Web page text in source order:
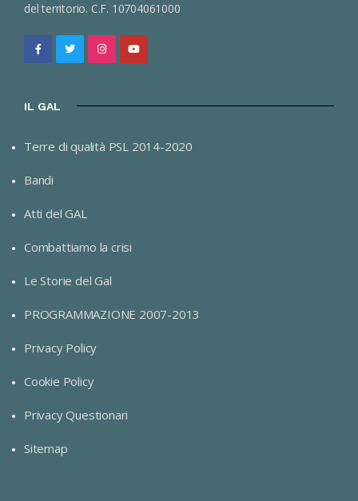
del territorio. C.F. 10704061000
IL GAL
Terre di qualità PSL 2014-2020
Bandi
Atti del GAL
Combattiamo la crisi
Le Storie del Gal
PROGRAMMAZIONE 2007-2013
Privacy Policy
Cookie Policy
Privacy Questionari
Sitemap